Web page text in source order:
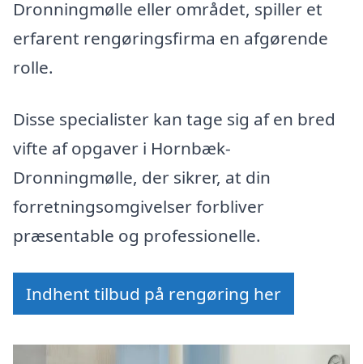
Dronningmølle eller området, spiller et
erfarent rengøringsfirma en afgørende
rolle.
Disse specialister kan tage sig af en bred
vifte af opgaver i Hornbæk-
Dronningmølle, der sikrer, at din
forretningsomgivelser forbliver
præsentable og professionelle.
Indhent tilbud på rengøring her